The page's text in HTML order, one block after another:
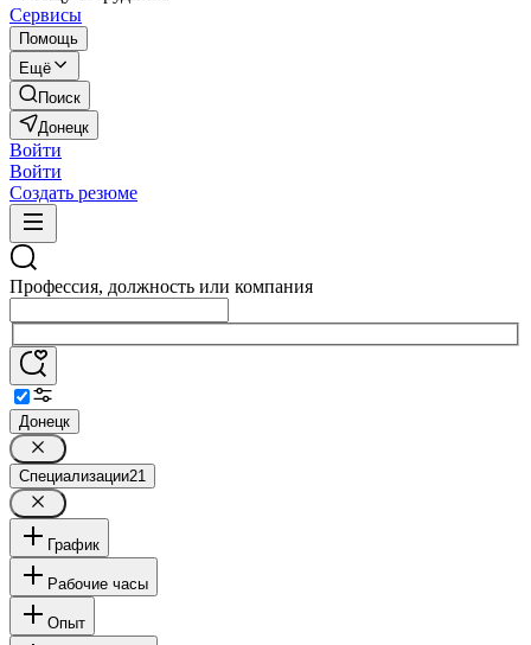
Сервисы
Помощь
Ещё
Поиск
Донецк
Войти
Войти
Создать резюме
Профессия, должность или компания
Донецк
Специализации21
График
Рабочие часы
Опыт